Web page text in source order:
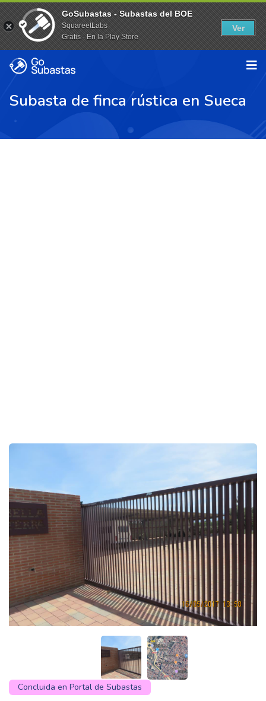
Subasta de finca rústica en Sueca
Concluida en Portal de Subastas
GoSubastas - Subastas del BOE
SquareetLabs
Gratis - En la Play Store
Ver